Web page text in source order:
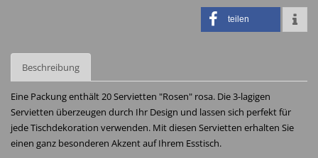
teilen
Beschreibung
Eine Packung enthält 20 Servietten "Rosen" rosa. Die 3-lagigen
Servietten überzeugen durch Ihr Design und lassen sich perfekt für
jede Tischdekoration verwenden. Mit diesen Servietten erhalten Sie
einen ganz besonderen Akzent auf Ihrem Esstisch.